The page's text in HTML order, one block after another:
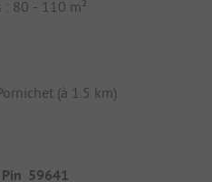
: 80 - 110 m²
(à 1.5 km)